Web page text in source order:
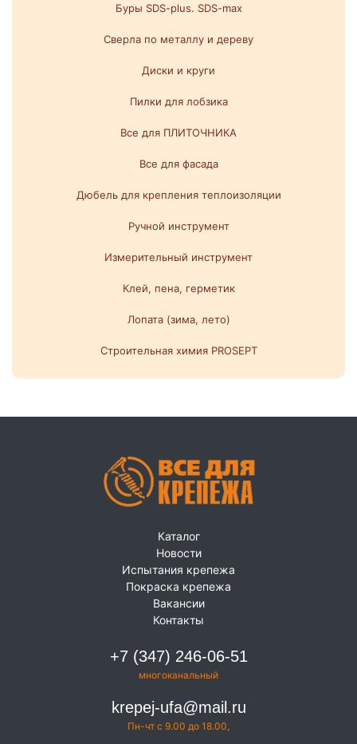
Буры SDS-plus. SDS-max
Сверла по металлу и дереву
Диски и круги
Пилки для лобзика
Все для ПЛИТОЧНИКА
Все для фасада
Дюбель для крепления теплоизоляции
Ручной инструмент
Измерительный инструмент
Клей, пена, герметик
Лопата (зима, лето)
Строительная химия PROSEPT
Каталог
Новости
Испытания крепежа
Покраска крепежа
Вакансии
Контакты
+7 (347) 246-06-51
многоканальный
krepej-ufa@mail.ru
Пн-чт с 9.00 до 18.00,